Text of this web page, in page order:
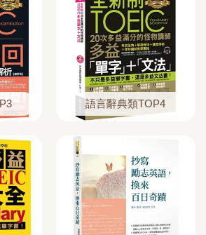
語言辭典類TOP4